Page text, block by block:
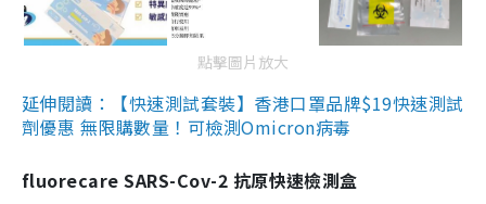
點擊圖片放大
延伸閱讀：【快速測試套裝】香港口罩品牌$19快速測試
劑優惠 無限購數量！可檢測Omicron病毒
fluorecare SARS-Cov-2 抗原快速檢測盒